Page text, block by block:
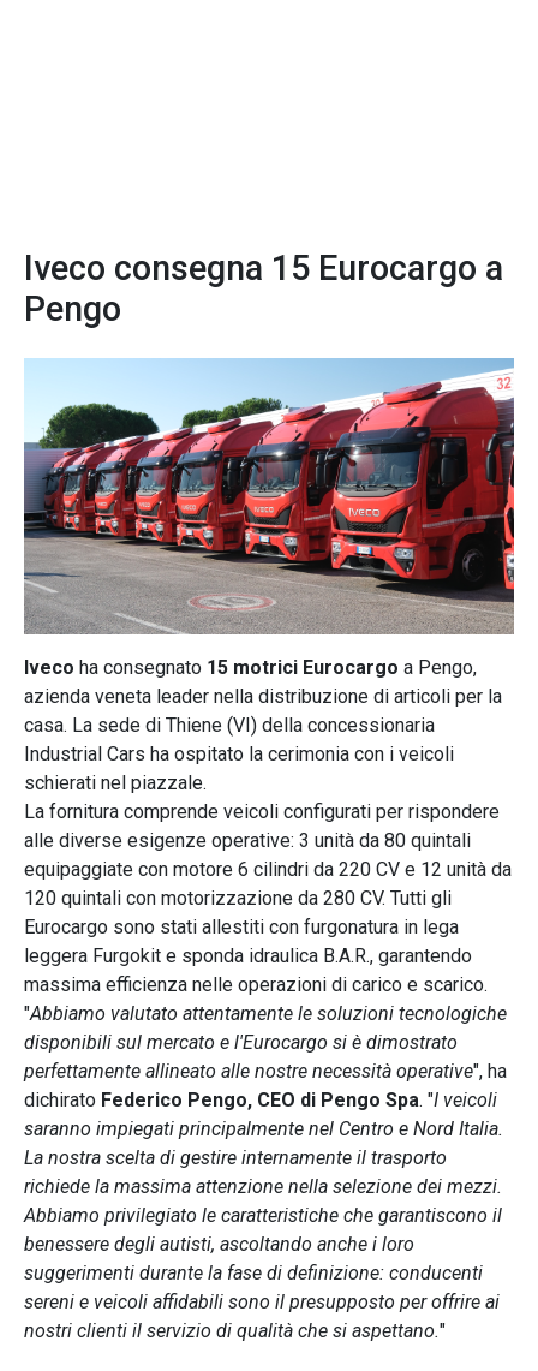
Iveco consegna 15 Eurocargo a
Pengo
Iveco ha consegnato 15 motrici Eurocargo a Pengo,
azienda veneta leader nella distribuzione di articoli per la
casa. La sede di Thiene (VI) della concessionaria
Industrial Cars ha ospitato la cerimonia con i veicoli
schierati nel piazzale.
La fornitura comprende veicoli configurati per rispondere
alle diverse esigenze operative: 3 unità da 80 quintali
equipaggiate con motore 6 cilindri da 220 CV e 12 unità da
120 quintali con motorizzazione da 280 CV. Tutti gli
Eurocargo sono stati allestiti con furgonatura in lega
leggera Furgokit e sponda idraulica B.A.R., garantendo
massima efficienza nelle operazioni di carico e scarico.
"Abbiamo valutato attentamente le soluzioni tecnologiche
disponibili sul mercato e l'Eurocargo si è dimostrato
perfettamente allineato alle nostre necessità operative", ha
dichirato Federico Pengo, CEO di Pengo Spa. "I veicoli
saranno impiegati principalmente nel Centro e Nord Italia.
La nostra scelta di gestire internamente il trasporto
richiede la massima attenzione nella selezione dei mezzi.
Abbiamo privilegiato le caratteristiche che garantiscono il
benessere degli autisti, ascoltando anche i loro
suggerimenti durante la fase di definizione: conducenti
sereni e veicoli affidabili sono il presupposto per offrire ai
nostri clienti il servizio di qualità che si aspettano."